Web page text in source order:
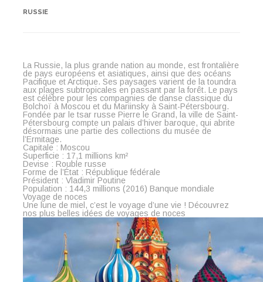
RUSSIE
La Russie, la plus grande nation au monde, est frontalière
de pays européens et asiatiques, ainsi que des océans
Pacifique et Arctique. Ses paysages varient de la toundra
aux plages subtropicales en passant par la forêt. Le pays
est célèbre pour les compagnies de danse classique du
Bolchoï à Moscou et du Mariinsky à Saint-Pétersbourg.
Fondée par le tsar russe Pierre le Grand, la ville de Saint-
Pétersbourg compte un palais d’hiver baroque, qui abrite
désormais une partie des collections du musée de
l’Ermitage.
Capitale : Moscou
Superficie : 17,1 millions km²
Devise : Rouble russe
Forme de l’État : République fédérale
Président : Vladimir Poutine
Population : 144,3 millions (2016) Banque mondiale
Voyage de noces
Une lune de miel, c’est le voyage d’une vie ! Découvrez
nos plus belles idées de voyages de noces